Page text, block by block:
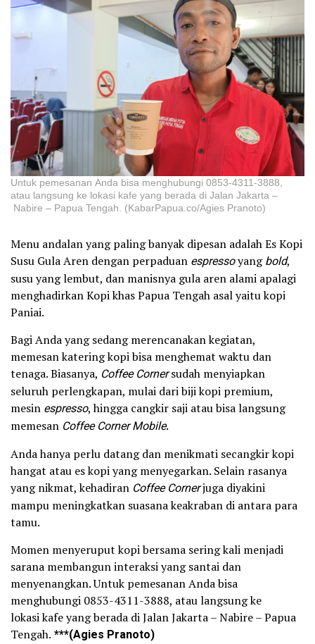
Untuk pemesanan Anda bisa menghubungi 0853-4311-3888,
atau langsung ke lokasi kafe yang berada di Jalan Jakarta –
Nabire – Papua Tengah. (KabarPapua.co/Agies Pranoto)
Menu andalan yang paling banyak dipesan adalah Es Kopi
Susu Gula Aren dengan perpaduan espressoyangbold,
susu yang lembut, dan manisnya gula aren alami apalagi
menghadirkan Kopi khas Papua Tengah asal yaitu kopi
Paniai.
Bagi Anda yang sedang merencanakan kegiatan,
memesan katering kopi bisa menghemat waktu dan
tenaga. Biasanya, Coffee Cornersudah menyiapkan
seluruh perlengkapan, mulai dari biji kopi premium,
mesin espresso, hingga cangkir saji atau bisa langsung
memesan Coffee Corner Mobile.
Anda hanya perlu datang dan menikmati secangkir kopi
hangat atau es kopi yang menyegarkan. Selain rasanya
yang nikmat, kehadiran Coffee Cornerjuga diyakini
mampu meningkatkan suasana keakraban di antara para
tamu.
Momen menyeruput kopi bersama sering kali menjadi
sarana membangun interaksi yang santai dan
menyenangkan. Untuk pemesanan Anda bisa
menghubungi 0853-4311-3888, atau langsung ke
lokasi kafe yang berada di Jalan Jakarta – Nabire – Papua
Tengah. ***(Agies Pranoto)